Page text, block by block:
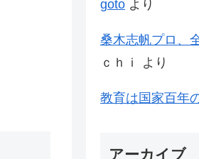
goto より
桑木志帆プロ、
ｃｈｉ
より
教育は国家百年
アーカイブ